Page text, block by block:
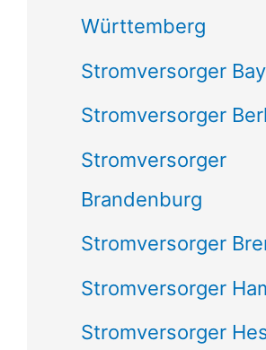
Württemberg
Stromversorger
Stromversorger
Stromversorger
Brandenburg
Stromversorger
Stromversorger
Stromversorger